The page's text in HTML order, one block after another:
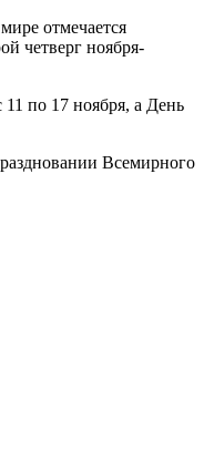
отмечается
четверг ноября-
11 по 17 ноября, а День
Всемирного